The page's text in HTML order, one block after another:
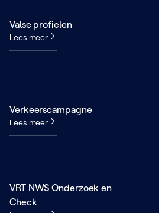
Valse profielen
Lees meer
Verkeerscampagne
Lees meer
VRT NWS Onderzoek en
Check